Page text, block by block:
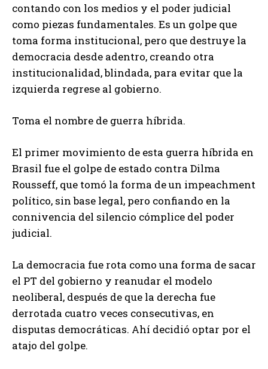
contando con los medios y el poder judicial
como piezas fundamentales. Es un golpe que
toma forma institucional, pero que destruye la
democracia desde adentro, creando otra
institucionalidad, blindada, para evitar que la
izquierda regrese al gobierno.
Toma el nombre de guerra híbrida.
El primer movimiento de esta guerra híbrida en
Brasil fue el golpe de estado contra Dilma
Rousseff, que tomó la forma de un impeachment
político, sin base legal, pero confiando en la
connivencia del silencio cómplice del poder
judicial.
La democracia fue rota como una forma de sacar
el PT del gobierno y reanudar el modelo
neoliberal, después de que la derecha fue
derrotada cuatro veces consecutivas, en
disputas democráticas. Ahí decidió optar por el
atajo del golpe.